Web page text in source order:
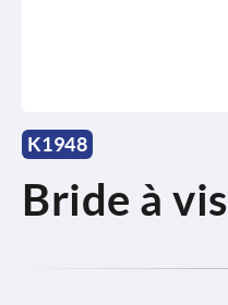
K1948
Bride à vis